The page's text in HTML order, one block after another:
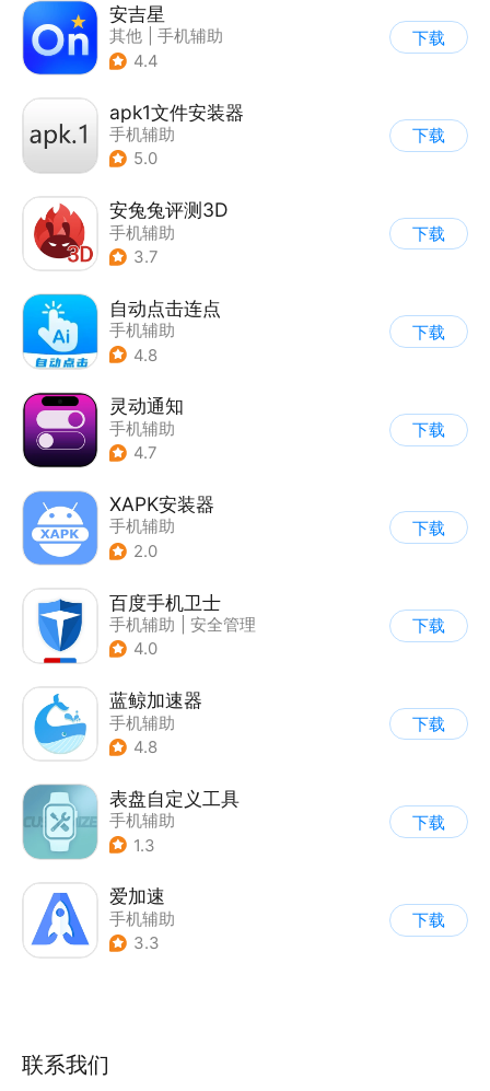
安吉星
其他
手机辅助
4.4
下载
apk1文件安装器
手机辅助
5.0
下载
安兔兔评测3D
手机辅助
3.7
下载
自动点击连点
手机辅助
4.8
下载
灵动通知
手机辅助
4.7
下载
XAPK安装器
手机辅助
2.0
下载
百度手机卫士
手机辅助
安全管理
4.0
下载
蓝鲸加速器
手机辅助
4.8
下载
表盘自定义工具
手机辅助
1.3
下载
爱加速
手机辅助
3.3
下载
联系我们